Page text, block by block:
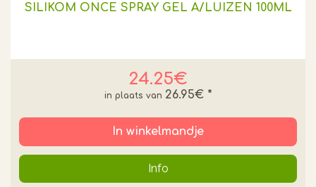
SILIKOM ONCE SPRAY GEL A/LUIZEN 100ML
24.25€
26.95€ *
In winkelmandje
Info